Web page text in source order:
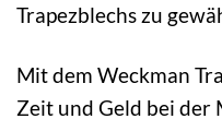
Trapezblechs zu
Mit dem Weckman
Zeit und Geld bei der